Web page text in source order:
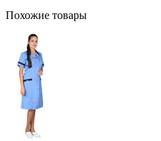
Похожие товары